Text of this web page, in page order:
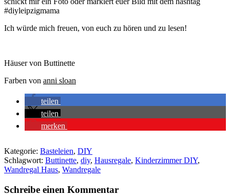
#diyleipzigmama
Ich würde mich freuen, von euch zu hören und zu lesen!
Häuser von Buttinette
Farben von anni sloan
teilen
teilen
merken
Kategorie: Basteleien, DIY
Schlagwort: Buttinette, diy, Hausregale, Kinderzimmer DIY,
Wandregal Haus, Wandregale
Schreibe einen Kommentar